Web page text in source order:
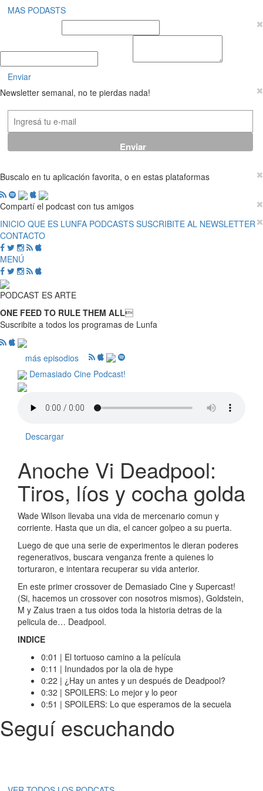
MAS PODASTS
Enviar
Newsletter semanal, no te pierdas nada!
Buscalo en tu aplicación favorita, o en estas plataformas
Compartí el podcast con tus amigos
INICIO QUE ES LUNFA PODCASTS SUSCRIBITE AL NEWSLETTER
CONTACTO
MENÚ
PODCAST ES ARTE
ONE FEED TO RULE THEM ALL
Suscribite a todos los programas de Lunfa
más episodios
Demasiado Cine Podcast!
Descargar
Anoche Vi Deadpool:
Tiros, líos y cocha golda
Wade Wilson llevaba una vida de mercenario comun y
corriente. Hasta que un dia, el cancer golpeo a su puerta.
Luego de que una serie de experimentos le dieran poderes
regenerativos, buscara venganza frente a quienes lo
torturaron, e intentara recuperar su vida anterior.
En este primer crossover de Demasiado Cine y Supercast!
(Si, hacemos un crossover con nosotros mismos), Goldstein,
M y Zaius traen a tus oidos toda la historia detras de la
pelicula de… Deadpool.
INDICE
0:01 | El tortuoso camino a la película
0:11 | Inundados por la ola de hype
0:22 | ¿Hay un antes y un después de Deadpool?
0:32 | SPOILERS: Lo mejor y lo peor
0:51 | SPOILERS: Lo que esperamos de la secuela
Seguí escuchando